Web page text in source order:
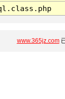
www.365jz.com